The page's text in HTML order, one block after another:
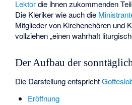
Lektordie ihnen zukommenden
Die Kleriker wie auch die
Mitglieder von Kirchenchören und
vollziehen „einen wahrhaft
Der Aufbau der
Die Darstellung entspricht
Eröffnung